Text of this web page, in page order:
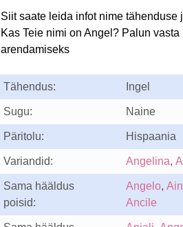
Siit saate leida infot nime tähenduse
Kas Teie nimi on Angel? Palun vasta
arendamiseks
Tähendus: Ingel
Sugu: Naine
Päritolu: Hispaania
Variandid: Angelina,
Sama hääldus
poisid:
Angelo,
Ancile